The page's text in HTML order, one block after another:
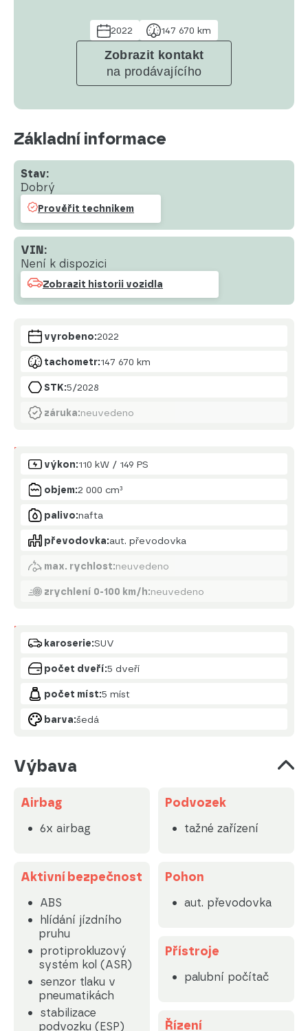
2022 147 670 km
Zobrazit kontakt
na prodávajícího
Základní informace
Stav:
Dobrý
Prověřit technikem
VIN:
Není k dispozici
Zobrazit historii vozidla
vyrobeno:2022
tachometr:147 670 km
STK:5/2028
záruka:neuvedeno
Motor
výkon:110 kW / 149 PS
objem:2 000 cm³
palivo:nafta
převodovka:aut. převodovka
max. rychlost:neuvedeno
zrychlení 0-100 km/h:neuvedeno
Karoserie
karoserie:SUV
počet dveří:5 dveří
počet míst:5 míst
barva:šedá
Výbava
Airbag
6x airbag
Aktivní bezpečnost
ABS
hlídání jízdního
pruhu
protiprokluzový
systém kol (ASR)
senzor tlaku v
pneumatikách
stabilizace
podvozku (ESP)
Podvozek
tažné zařízení
Pohon
aut. převodovka
Přístroje
palubní počítač
Řízení